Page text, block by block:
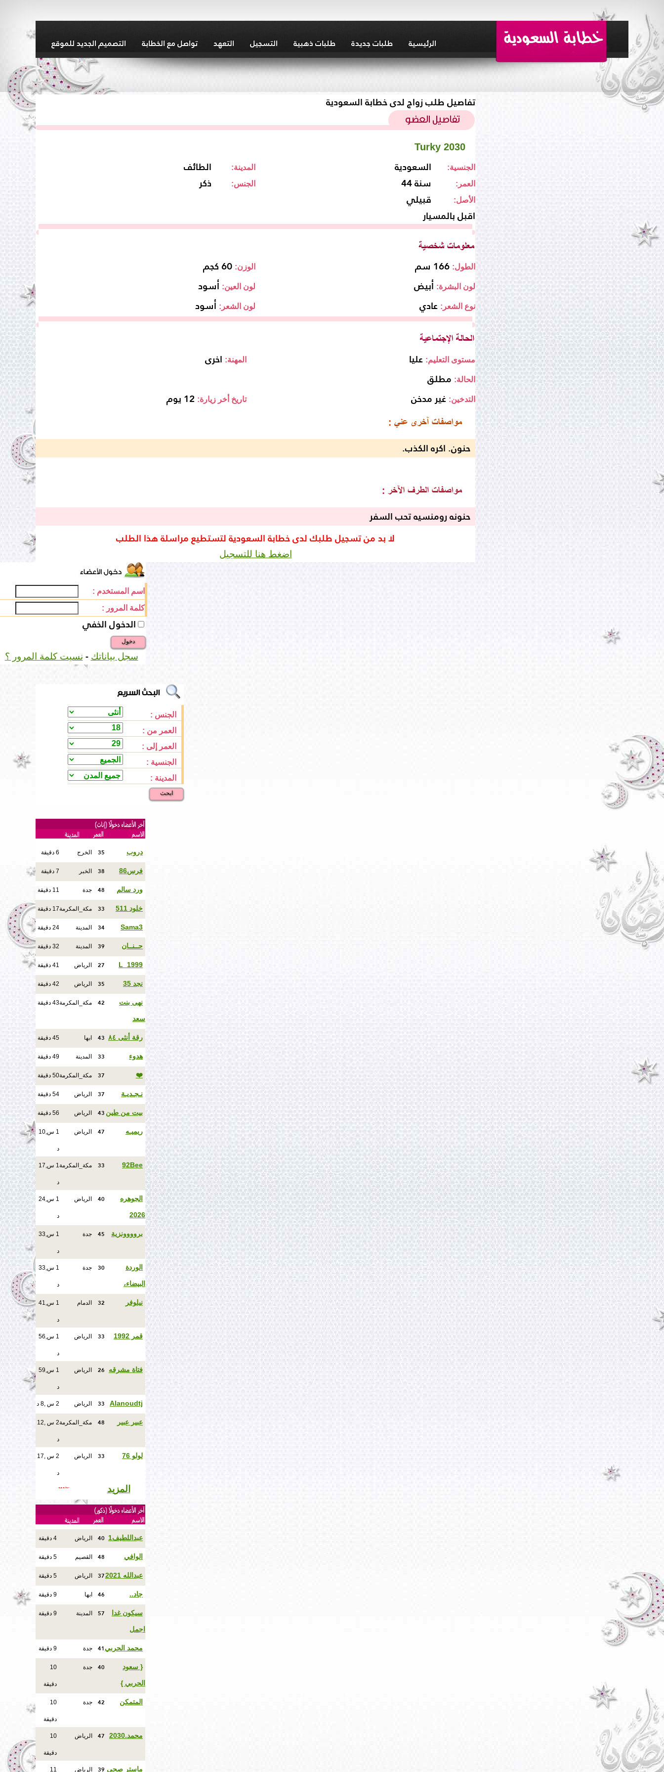
الرئيسية طلبات جديدة طلبات ذهبية التسجيل التعهد تواصل مع الخطابة التصميم الجديد للموقع
تفاصيل طلب زواج لدى خطابة السعودية
Turky 2030
الطائف المدينة: السعودية الجنسية:
ذكر الجنس: 44 سنة العمر:
قبيلي الأصل:
اقبل بالمسيار
الوزن: 60 كجم الطول: 166 سم
لون العين: أسود لون البشرة: أبيض
لون الشعر: أسود نوع الشعر: عادي
المهنة: اخرى مستوى التعليم: عليا
الحالة: مطلق
تاريخ أخر زيارة: 12 يوم التدخين: غير مدخن
حنون. اكره الكذب.
حنونه رومنسيه تحب السفر
لا بد من تسجيل طلبك لدى خطابة السعودية لتستطيع مراسلة هذا الطلب
اضغط هنا للتسجيل
اسم المستخدم :
كلمة المرور :
الدخول الخفي
دخول
سجل بياناتك-نسيت كلمة المرور ؟
الجنس :
العمر من :
العمر إلى :
الجنسية :
المدينة :
ابحث
دروب 35 الخرج 6 دقيقة
فرس86 38 الخبر 7 دقيقة
ورد سالم 48 جدة 11 دقيقة
خلود 511 33 مكة_المكرمة17 دقيقة
Sama3
34 المدينة 24 دقيقة
حــنــان 39 المدينة 32 دقيقة
L_1999
27 الرياض 41 دقيقة
نجد 35 35 الرياض 42 دقيقة
نهى بنت
سعد
42 مكة_المكرمة43 دقيقة
رقة أنثى ٨٤ 43 ابها 45 دقيقة
هدوء 33 المدينة 49 دقيقة
❤️
37 مكة_المكرمة50 دقيقة
نـجـديـة 37 الرياض 54 دقيقة
بيت من طين 43 الرياض 56 دقيقة
ريميـه 47 الرياض 1 س,10
د
92Bee
33 مكة_المكرمة 1 س,17
د
الجوهره
2026
40 الرياض 1 س,24
د
بروووونزية 45 جدة 1 س,33
د
الوردة
البيضاء،
30 جدة 1 س,33
د
نيلوفر 32 الدمام 1 س,41
د
قمر 1992 33 الرياض 1 س,56
د
فتاة مشرقه 26 الرياض 1 س,59
د
Alanoudtj
33 الرياض 2 س ,8 د
عبير عبير 48 مكة_المكرمة 2 س ,12
د
لولو 76 33 الرياض 2 س ,17
د
المزيد
عبداللطيف1 40 الرياض 4 دقيقة
الوافي 48 القصيم 5 دقيقة
عبدالله 2021 37 الرياض 5 دقيقة
جاد.. 46 ابها 9 دقيقة
سيكون غدا
اجمل
57 المدينة 9 دقيقة
محمد الحربي41 جدة 9 دقيقة
{ سعود
الحربي }
40 جدة 10
دقيقة
المتمكن 42 جدة 10
دقيقة
محمد.2030 47 الرياض 10
دقيقة
ماستر صحي 39 الرياض 11